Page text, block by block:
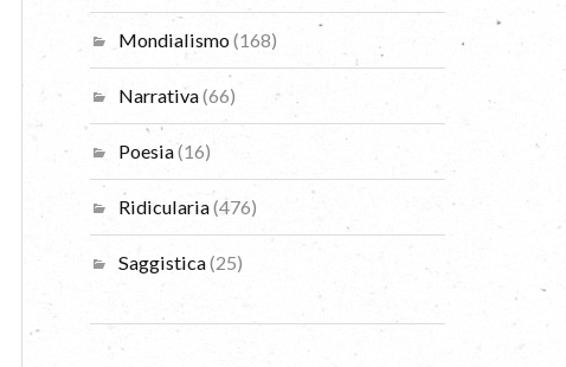
Mondialismo(168)
Narrativa(66)
Poesia(16)
Ridicularia(476)
Saggistica(25)